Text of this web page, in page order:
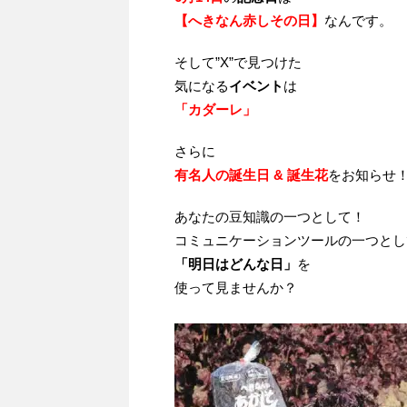
【へきなん赤しその日】 なんです。
そして”X”で見つけた
気になるイベント は
「カダーレ」
さらに
有名人の誕生日 & 誕生花をお知らせ
あなたの豆知識の一つとして！
コミュニケーションツールの一つと
「明日はどんな日」 を
使って見ませんか？